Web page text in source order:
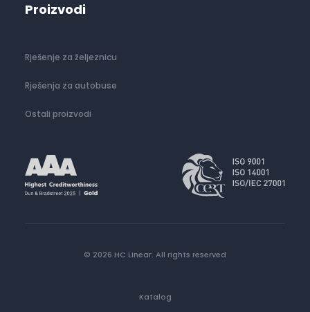
Proizvodi
Rješenje za željeznicu
Rješenja za autobuse
Ostali proizvodi
© 2026 HC Linear. All rights reserved
Katalog